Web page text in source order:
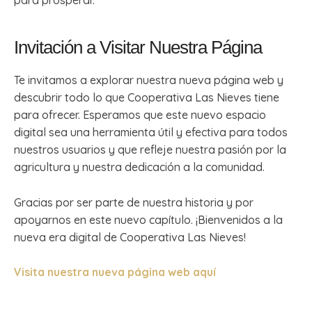
Invitación a Visitar Nuestra Página
Te invitamos a explorar nuestra nueva página web y
descubrir todo lo que Cooperativa Las Nieves tiene
para ofrecer. Esperamos que este nuevo espacio
digital sea una herramienta útil y efectiva para todos
nuestros usuarios y que refleje nuestra pasión por la
agricultura y nuestra dedicación a la comunidad.
Gracias por ser parte de nuestra historia y por
apoyarnos en este nuevo capítulo. ¡Bienvenidos a la
nueva era digital de Cooperativa Las Nieves!
Visita nuestra nueva página web aquí